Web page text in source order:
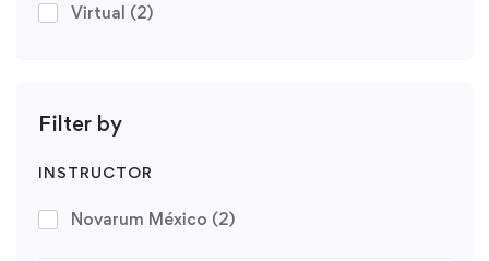
Virtual (2)
Filter by
INSTRUCTOR
Novarum México (2)